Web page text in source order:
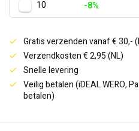
10
-8%
Gratis verzenden vanaf € 30,-
Verzendkosten € 2,95 (NL)
Snelle levering
Veilig betalen (iDEAL WERO,
betalen)